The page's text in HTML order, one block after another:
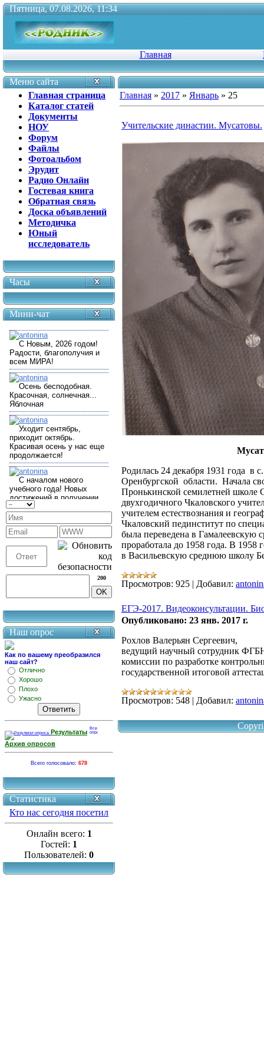
Пятница, 07.08.2026, 11:34
Главная
Меню сайта
Главная страница
Каталог статей
Документы
НОУ
Форум
Файлы
Фотоальбом
Эрудит
Радио Онлайн
Гостевая книга
Обратная связь
Доска объявлений
Методичка
Юный
исследователь
Часы
Мини-чат
200
Наш опрос
Как по вашему преобразился
наш сайт?
Отлично
Хорошо
Плохо
Ужасно
Результаты
Архив опросов
Всего голосовало: 678
Статистика
Кто нас сегодня посетил
Онлайн всего: 1
Гостей: 1
Пользователей: 0
Главная » 2017 » Январь » 25
Учительские династии. Мусатовы.
Родилась 24 декабря 1931 года в
Оренбургской области. Начала
Пронькинской семилетней школе
двухгодичного Чкаловского
учителем естествознания и
Чкаловский пединститут по
была переведена в Гамалеевскую
проработала до 1958 года. В 1958
в Васильевскую среднюю школу
Просмотров: 925 | Добавил:
ЕГЭ-2017. Видеоконсультации.
Опубликовано: 23 янв. 2017 г.
Рохлов Валерьян Сергеевич,
ведущий научный сотрудник
комиссии по разработке
государственной итоговой
Просмотров: 548 | Добавил: